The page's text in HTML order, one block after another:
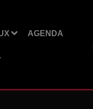
AGENDA